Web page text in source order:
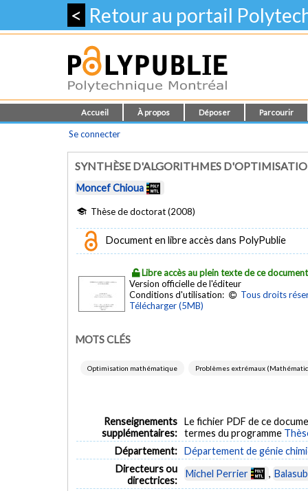
< Retour au portail
Accueil À propos Déposer Parcourir
Se connecter
SYNTHÈSE D'ALGORITHMES
Moncef Chioua
Thèse de doctorat (2008)
Document en libre accès dans PolyPublie
Libre accès au plein texte de ce document
Version officielle de l'éditeur
Conditions d'utilisation:
Tous droits
Télécharger (5MB)
MOTS CLÉS
Optimisation mathématique Problèmes extrémaux
Renseignements
supplémentaires:
Le fichier PDF de ce
termes du programme
Département: Département de génie
Directeurs ou
directrices:
Michel Perrier ,